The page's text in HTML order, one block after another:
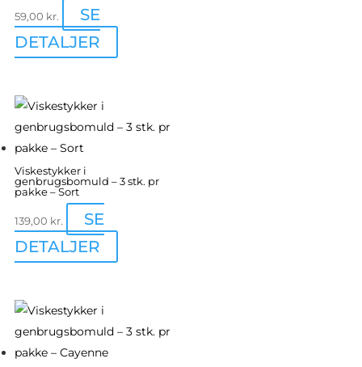
59,00 kr.
SE
DETALJER
Viskestykker i
genbrugsbomuld – 3 stk. pr
pakke – Sort
139,00 kr.
SE
DETALJER